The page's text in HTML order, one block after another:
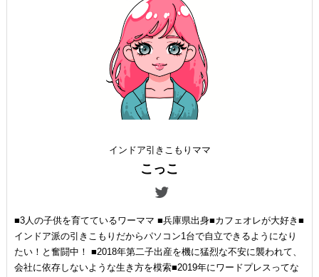
インドア引きこもりママ
こっこ
■3人の子供を育てているワーママ ■兵庫県出身■カフェオレが大好き■
インドア派の引きこもりだからパソコン1台で自立できるようになり
たい！と奮闘中！ ■2018年第二子出産を機に猛烈な不安に襲われて、
会社に依存しないような生き方を模索■2019年にワードプレスってな